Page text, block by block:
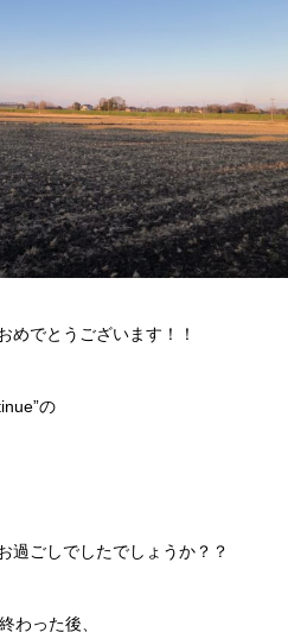
めでとうございます！！
の
過ごしでしたでしょうか？？
わった後、